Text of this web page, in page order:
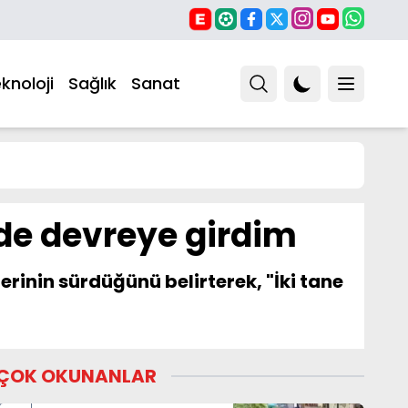
Sağlık Sanat
devreye girdim
sürdüğünü belirterek, "İki tane
OKUNANLAR